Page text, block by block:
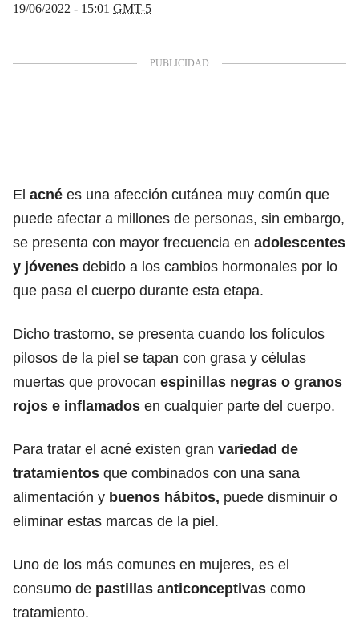
19/06/2022 - 15:01 GMT-5
El acné es una afección cutánea muy común que
puede afectar a millones de personas, sin embargo,
se presenta con mayor frecuencia en adolescentes
y jóvenes debido a los cambios hormonales por lo
que pasa el cuerpo durante esta etapa.
Dicho trastorno, se presenta cuando los folículos
pilosos de la piel se tapan con grasa y células
muertas que provocan espinillas negras o granos
rojos e inflamados en cualquier parte del cuerpo.
Para tratar el acné existen gran variedad de
tratamientos que combinados con una sana
alimentación y buenos hábitos, puede disminuir o
eliminar estas marcas de la piel.
Uno de los más comunes en mujeres, es el
consumo de pastillas anticonceptivas como
tratamiento.